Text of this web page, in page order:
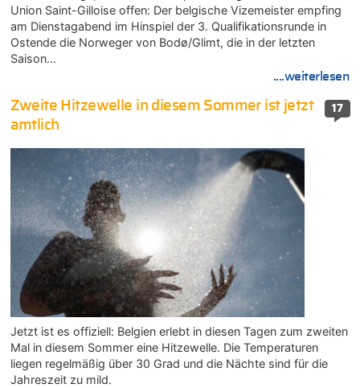
Union Saint-Gilloise offen: Der belgische Vizemeister empfing
am Dienstagabend im Hinspiel der 3. Qualifikationsrunde in
Ostende die Norweger von Bodø/Glimt, die in der letzten
Saison…
....weiterlesen
17
Zweite Hitzewelle in diesem Sommer ist jetzt
amtlich
Jetzt ist es offiziell: Belgien erlebt in diesen Tagen zum zweiten
Mal in diesem Sommer eine Hitzewelle. Die Temperaturen
liegen regelmäßig über 30 Grad und die Nächte sind für die
Jahreszeit zu mild.